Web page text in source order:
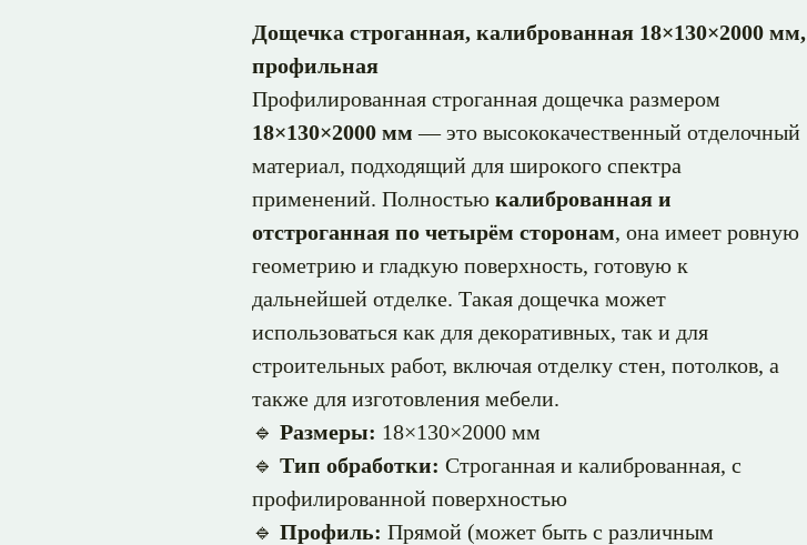
Дощечка строганная, калиброванная 18×130×2000 мм,
профильная
Профилированная строганная дощечка размером
18×130×2000 мм — это высококачественный отделочный
материал, подходящий для широкого спектра
применений. Полностью калиброванная и
отстроганная по четырём сторонам, она имеет ровную
геометрию и гладкую поверхность, готовую к
дальнейшей отделке. Такая дощечка может
использоваться как для декоративных, так и для
строительных работ, включая отделку стен, потолков, а
также для изготовления мебели.
🔹 Размеры: 18×130×2000 мм
🔹 Тип обработки: Строганная и калиброванная, с
профилированной поверхностью
🔹 Профиль: Прямой (может быть с различным